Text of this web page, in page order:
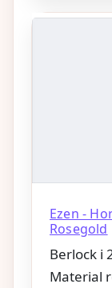
Ezen -
Rosegold
Berlock i
Material